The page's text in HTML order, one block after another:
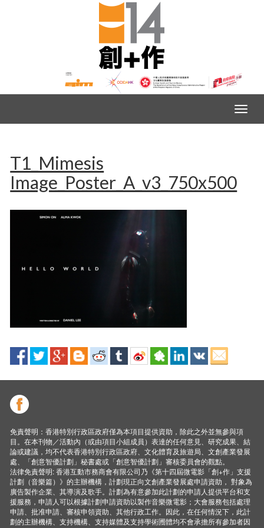
T1_Mimesis
Image_Poster_A_v3_750x500
免責聲明：香港特別行政區政府僅為本項目提供資助，除此之外並無參與項
目。在本刊物／活動內（或由項目小組成員）表達的任何意見、研究成果、結
論或建議，均不代表香港特別行政區政府、文化體育及旅遊局、文創產業發展
處、「創意智優計劃」秘書處或「創意智優計劃」審核委員會的觀點。
法律免責聲明: 香港互動市務商會有限公司乃《第十四屆微電影「創+作」支援
計劃（音樂篇）》的主辦機構，計劃現正向文創產業發展處申請資助， 對象為
廣告製作企業、其導演及歌手。計劃為有意參加此計劃的申請人提供平台和支
援服務，申請人可以根據計劃申請資助以製作音樂微電影；大會服務包括處理
申請、批准申請、審核申領資助、其他行政工作。因此，在任何情況下，此計
劃的主辦機構、支持機構、支持媒體及支持學術圑體均不會承擔所有參加者因